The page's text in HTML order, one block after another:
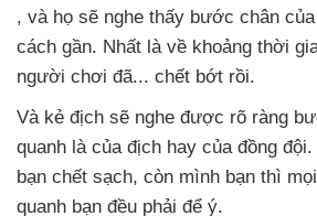
, và họ sẽ nghe thấy bước chân
cách gần. Nhất là về khoảng thời
người chơi đã... chết bớt rồi.
Và kẻ địch sẽ nghe được rõ ràng
quanh là của địch hay của đồng đội.
bạn chết sạch, còn mình bạn thì
quanh bạn đều phải để ý.